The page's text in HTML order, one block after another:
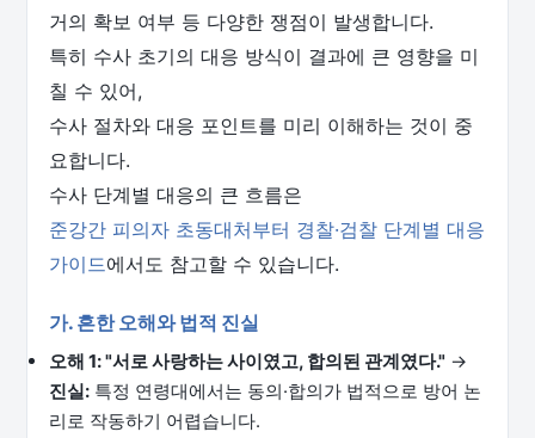
거의 확보 여부 등 다양한 쟁점이 발생합니다.
특히 수사 초기의 대응 방식이 결과에 큰 영향을 미
칠 수 있어,
수사 절차와 대응 포인트를 미리 이해하는 것이 중
요합니다.
수사 단계별 대응의 큰 흐름은
준강간 피의자 초동대처부터 경찰·검찰 단계별 대응
가이드에서도 참고할 수 있습니다.
가. 흔한 오해와 법적 진실
오해 1: "서로 사랑하는 사이였고, 합의된 관계였다." →
진실: 특정 연령대에서는 동의·합의가 법적으로 방어 논
리로 작동하기 어렵습니다.